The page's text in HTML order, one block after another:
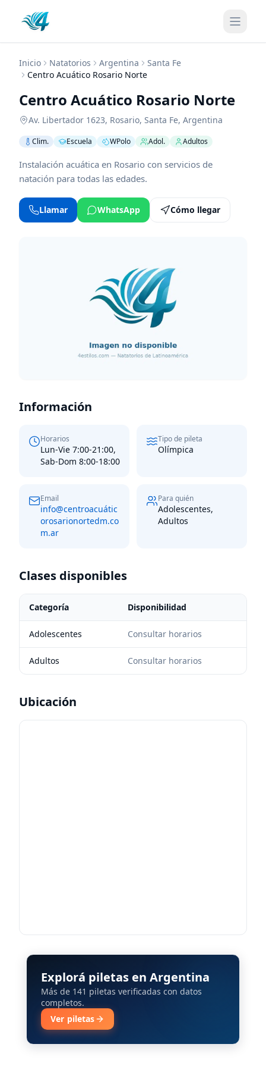
Inicio Natatorios Argentina
Santa Fe
Centro Acuático Rosario Norte
Centro Acuático Rosario Norte
Av. Libertador 1623, Rosario, Santa Fe, Argentina
Clim. Escuela WPolo Adol. Adultos
Instalación acuática en Rosario con servicios de
natación para todas las edades.
Llamar WhatsApp Cómo llegar
Información
Horarios
Lun-Vie 7:00-21:00,
Sab-Dom 8:00-18:00
Tipo de pileta
Olímpica
Email
info@centroacuátic
orosarionortedm.co
m.ar
Para quién
Adolescentes,
Adultos
Clases disponibles
Categoría Disponibilidad
Adolescentes Consultar horarios
Adultos Consultar horarios
Ubicación
Explorá piletas en Argentina
Más de 141 piletas verificadas con datos
completos.
Ver piletas